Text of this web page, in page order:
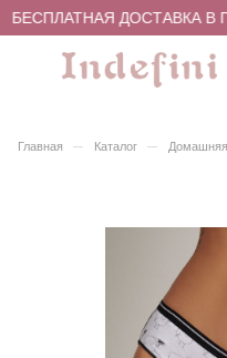
БЕСПЛАТНАЯ ДОСТАВКА В
Главная – Каталог –